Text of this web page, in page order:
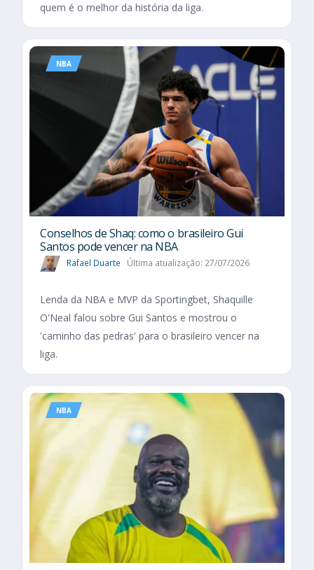
quem é o melhor da história da liga.
NBA
Conselhos de Shaq: como o brasileiro Gui
Santos pode vencer na NBA
Rafael Duarte Última atualização: 27/07/2026
Lenda da NBA e MVP da Sportingbet, Shaquille
O'Neal falou sobre Gui Santos e mostrou o
'caminho das pedras' para o brasileiro vencer na
liga.
NBA